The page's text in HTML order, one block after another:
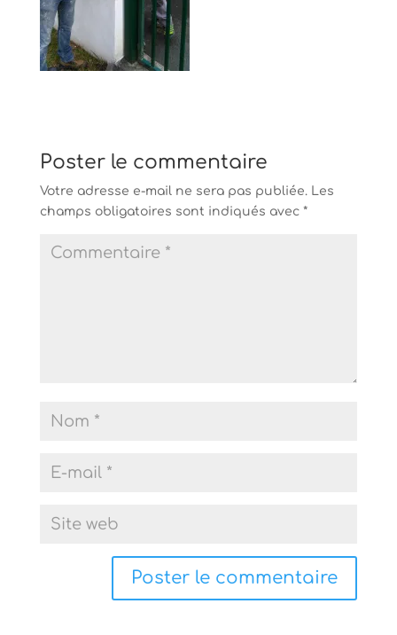
Poster le commentaire
Votre adresse e-mail ne sera pas publiée. Les
champs obligatoires sont indiqués avec *